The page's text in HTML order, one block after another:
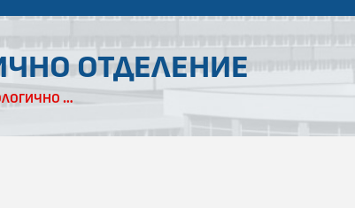
ОТДЕЛЕНИЕ
МЕДИЦИНСКИ СЕСТРИ за работа в НЕОНАТОЛОГИЧНО ОТДЕЛЕНИЕ